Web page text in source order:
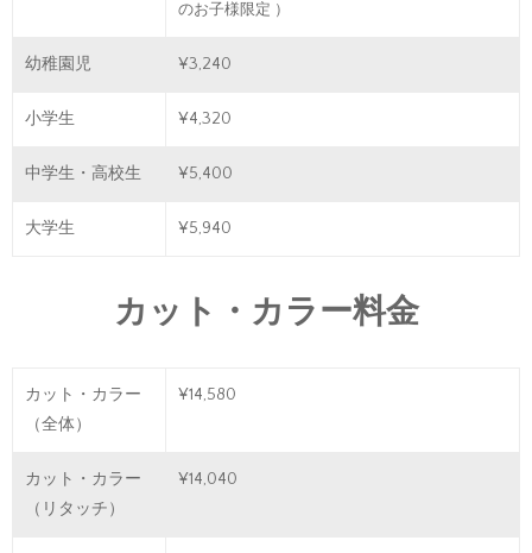
のお子様限定 ）
幼稚園児 ¥3,240
小学生 ¥4,320
中学生・高校生 ¥5,400
大学生 ¥5,940
カット・カラー料金
カット・カラー
（全体）
¥14,580
カット・カラー
（リタッチ）
¥14,040